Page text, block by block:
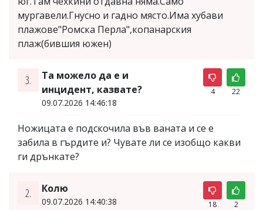
мургавели.Гнусно и гадно място.Има хубави
плажове"Ромска Перла",копанарския
плаж(бившия южен)
3.
Та можело да е и
инцидент, казвате?
09.07.2026 14:46:18
4 22
Ножицата е подскочила във ваната и се е
забила в гърдите и? Чувате ли се изобщо какви
ги дрънкате?
2. Колю
09.07.2026 14:40:38 18 2